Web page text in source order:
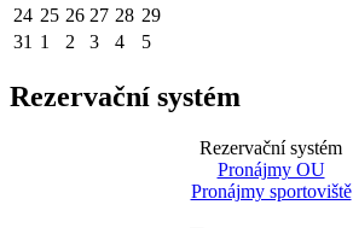
24 25 26 27 28 29
31 1 2 3 4 5
Rezervační systém
Rezervační systém
Pronájmy OU
Pronájmy sportoviště